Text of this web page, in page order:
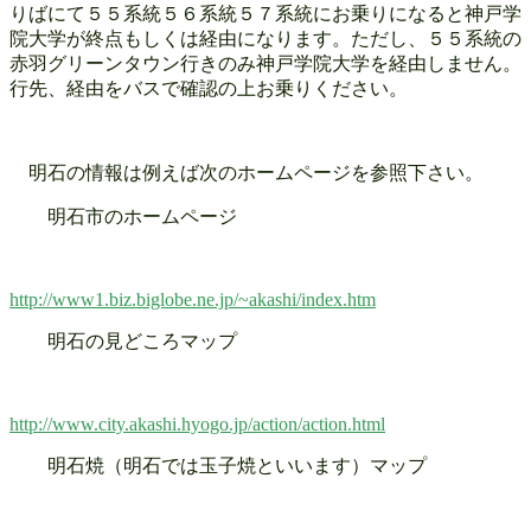
りばにて５５系統５６系統５７系統にお乗りになると神戸学
院大学が終点もしくは経由になります。ただし、５５系統の
赤羽グリーンタウン行きのみ神戸学院大学を経由しません。
行先、経由をバスで確認の上お乗りください。
明石の情報は例えば次のホームページを参照下さい。
明石市のホームページ
http://www1.biz.biglobe.ne.jp/~akashi/index.htm
明石の見どころマップ
http://www.city.akashi.hyogo.jp/action/action.html
明石焼（明石では玉子焼といいます）マップ